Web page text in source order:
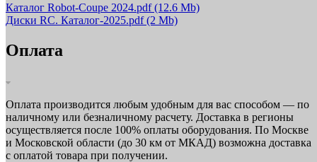
Каталог Robot-Coupe 2024.pdf(12.6 Mb)
Диски RC. Каталог-2025.pdf(2 Mb)
Оплата
Оплата производится любым удобным для вас способом — по
наличному или безналичному расчету. Доставка в регионы
осуществляется после 100% оплаты оборудования. По Москве
и Московской области (до 30 км от МКАД) возможна доставка
с оплатой товара при получении.